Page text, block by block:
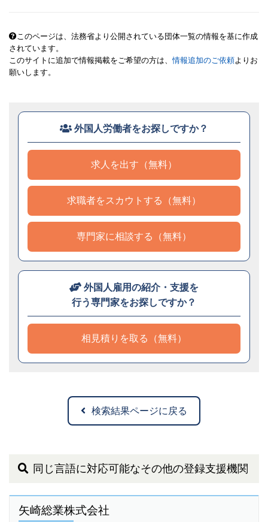
このページは、法務省より公開されている団体一覧の情報を基に作成
されています。
このサイトに追加で情報掲載をご希望の方は、情報追加のご依頼よりお
願いします。
外国人労働者をお探しですか？
求人を出す（無料）
求職者をスカウトする（無料）
専門家に相談する（無料）
外国人雇用の紹介・支援を
行う専門家をお探しですか？
相見積りを取る（無料）
検索結果ページに戻る
同じ言語に対応可能なその他の登録支援機関
矢崎総業株式会社